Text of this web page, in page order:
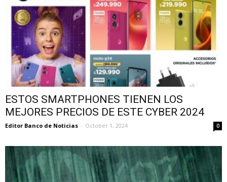
ESTOS SMARTPHONES TIENEN LOS
MEJORES PRECIOS DE ESTE CYBER 2024
Editor Banco de Noticias - October 1, 2024 0